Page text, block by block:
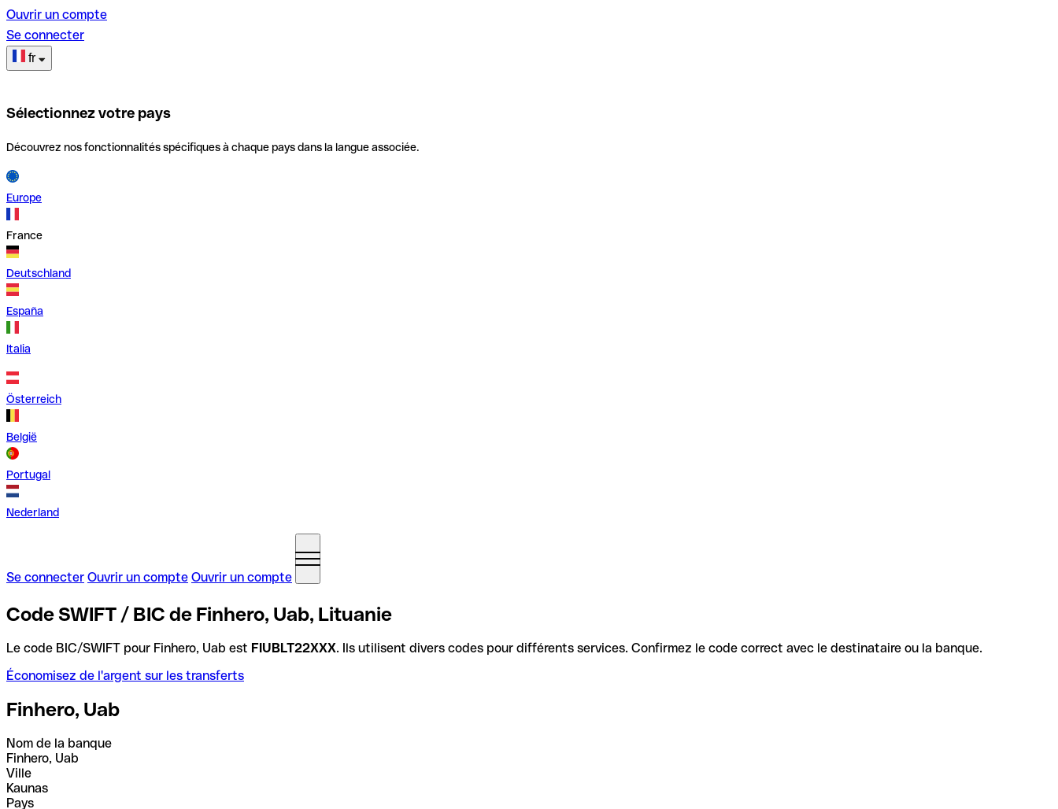
Ouvrir un compte
Se connecter
fr
Sélectionnez votre pays
Découvrez nos fonctionnalités spécifiques à chaque pays dans la langue associée.
Europe
France
Deutschland
España
Italia
Österreich
België
Portugal
Nederland
Se connecter Ouvrir un compte Ouvrir un compte
Code SWIFT / BIC de Finhero, Uab, Lituanie
Le code BIC/SWIFT pour Finhero, Uab est FIUBLT22XXX. Ils utilisent divers codes pour différents services. Confirmez le code correct avec le destinataire ou la banque.
Économisez de l'argent sur les transferts
Finhero, Uab
Nom de la banque
Finhero, Uab
Ville
Kaunas
Pays